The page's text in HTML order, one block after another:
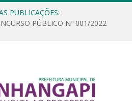
PUBLICAÇÕES:
PÚBLICO Nº 001/2022